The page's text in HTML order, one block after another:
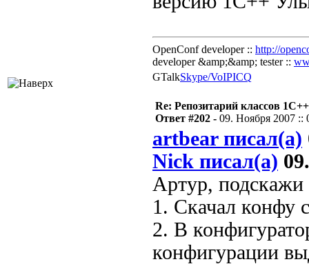
OpenConf developer :: http://
developer &amp;&amp; tester ::
GTalkSkype/VoIPICQ
Re: Репозитарий классов
Ответ #202 - 09. Ноября 2007 ::
artbear писал(а)
Nick писал(а)
Артур,
1. Скачал конфу
2. В
конфигурации